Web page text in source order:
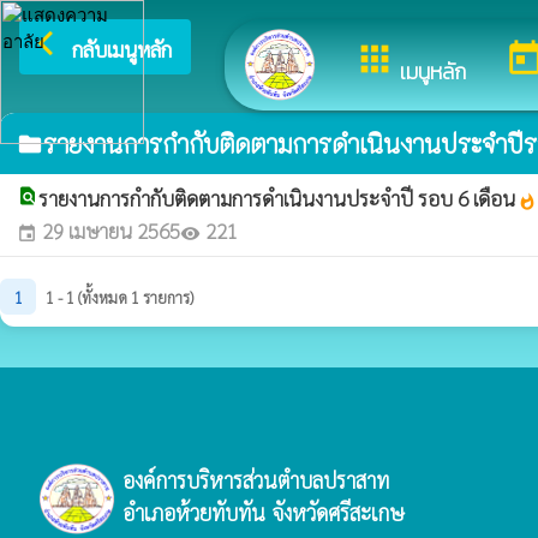
appsเมนูหลัก
arrow_back_ios กลับเมนูหลัก ยินดีต้อนรับสู่
folderรายงานการกำกับติดตามการดำเนินงานประจำปี
find_in_pageรายงานการกำกับติดตามการดำเนินงานประจำปี รอบ 6 เดือน whatshot
event 29 เมษายน 2565visibility 221
1 1 - 1 (ทั้งหมด 1 รายการ)
องค์การบริหารส่วนตำบลปราสาท
อำเภอห้วยทับทัน จังหวัดศรีสะเกษ